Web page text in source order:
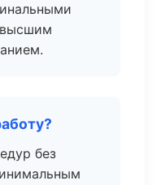
высшим
без